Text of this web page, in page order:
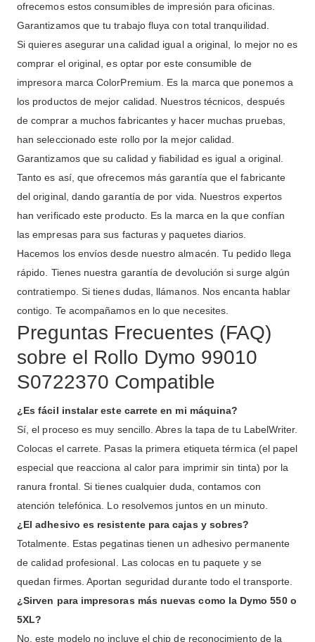
ofrecemos estos consumibles de impresión para oficinas.
Garantizamos que tu trabajo fluya con total tranquilidad.
Si quieres asegurar una calidad igual a original, lo mejor no es
comprar el original, es optar por este consumible de
impresora marca ColorPremium. Es la marca que ponemos a
los productos de mejor calidad. Nuestros técnicos, después
de comprar a muchos fabricantes y hacer muchas pruebas,
han seleccionado este rollo por la mejor calidad.
Garantizamos que su calidad y fiabilidad es igual a original.
Tanto es así, que ofrecemos más garantía que el fabricante
del original, dando garantía de por vida. Nuestros expertos
han verificado este producto. Es la marca en la que confían
las empresas para sus facturas y paquetes diarios.
Hacemos los envíos desde nuestro almacén. Tu pedido llega
rápido. Tienes nuestra garantía de devolución si surge algún
contratiempo. Si tienes dudas, llámanos. Nos encanta hablar
contigo. Te acompañamos en lo que necesites.
Preguntas Frecuentes (FAQ)
sobre el Rollo Dymo 99010
S0722370 Compatible
¿Es fácil instalar este carrete en mi máquina?
Sí, el proceso es muy sencillo. Abres la tapa de tu LabelWriter.
Colocas el carrete. Pasas la primera etiqueta térmica (el papel
especial que reacciona al calor para imprimir sin tinta) por la
ranura frontal. Si tienes cualquier duda, contamos con
atención telefónica. Lo resolvemos juntos en un minuto.
¿El adhesivo es resistente para cajas y sobres?
Totalmente. Estas pegatinas tienen un adhesivo permanente
de calidad profesional. Las colocas en tu paquete y se
quedan firmes. Aportan seguridad durante todo el transporte.
¿Sirven para impresoras más nuevas como la Dymo 550 o
5XL?
No, este modelo no incluye el chip de reconocimiento de la